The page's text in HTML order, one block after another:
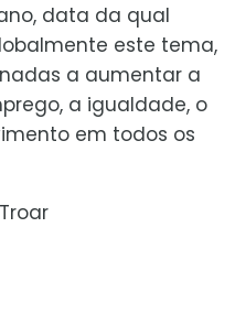
data da qual
este tema,
a aumentar a
a igualdade, o
em todos os